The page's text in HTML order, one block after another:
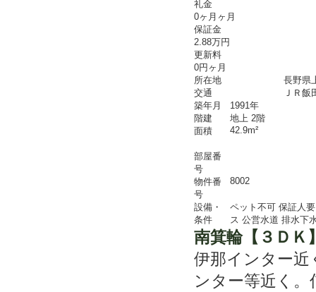
礼金
0ヶ月ヶ月
保証金
2.88万円
更新料
0円ヶ月
所在地
長野県
交通
ＪＲ
築年月
1991年
階建
地上 2階
面積
42.9m²
部屋番
号
物件番
号
8002
設備・
条件
ペット不可 保証人要
ス 公営水道 排水下
南箕輪【３Ｄ
伊那インター近
ンター等近く